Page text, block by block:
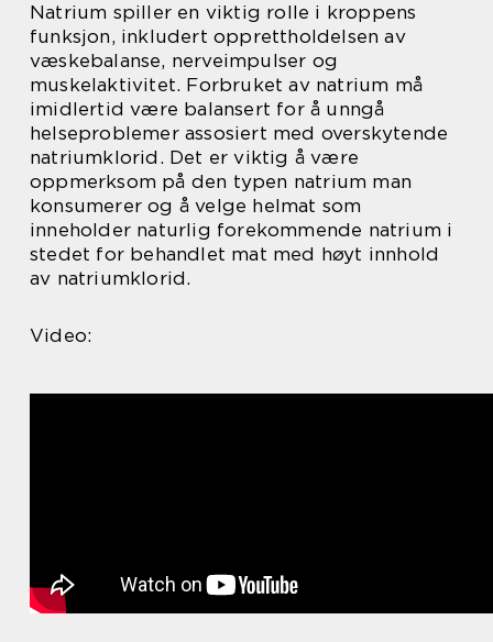
Natrium spiller en viktig rolle i kroppens
funksjon, inkludert opprettholdelsen av
væskebalanse, nerveimpulser og
muskelaktivitet. Forbruket av natrium må
imidlertid være balansert for å unngå
helseproblemer assosiert med overskytende
natriumklorid. Det er viktig å være
oppmerksom på den typen natrium man
konsumerer og å velge helmat som
inneholder naturlig forekommende natrium i
stedet for behandlet mat med høyt innhold
av natriumklorid.
Video: